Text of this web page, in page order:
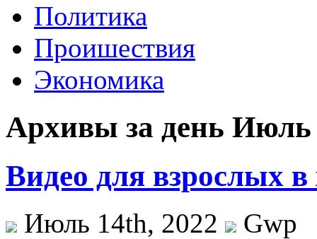
Политика
Проишествия
Экономика
Архивы за день Июль
Видео для взрослых
Июль 14th, 2022
Gwp